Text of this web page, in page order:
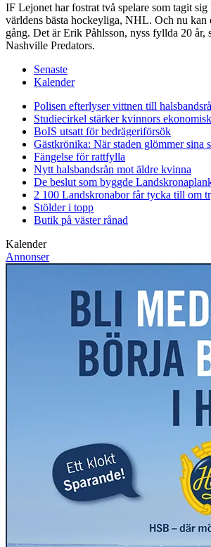
IF Lejonet har fostrat två spelare som tagit
världens bästa hockeyliga, NHL. Och nu kan
gång. Det är Erik Påhlsson, nyss fyllda 20 år,
Nashville Predators.
Senaste
Kalender
Polisen efterlyser vittnen till
Studiecirkel stärker kvinnors
BoIS utsatt för bedrägeriförsök
Gästkrönika: När staden glömmer sina
Fängelse för rattfylla
Nytt halsbandsrån mot äldre kvinna
De beslut som byggde Landskrona
2 100 Landskronabor får tycka till om
Stölder i topp
Butik på väster rånad
Kalender
Annonser